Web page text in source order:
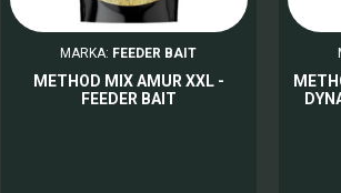
MARKA: FEEDER BAIT
METHOD MIX AMUR XXL -
FEEDER BAIT